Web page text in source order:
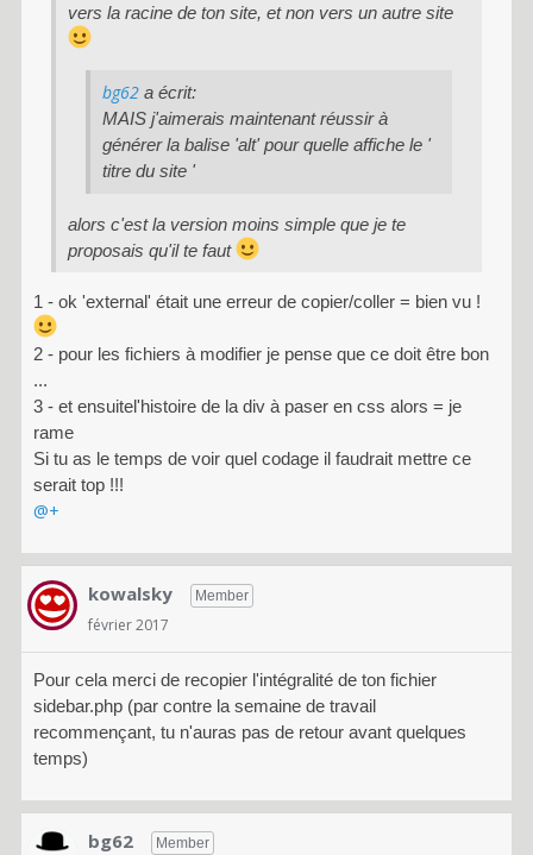
vers la racine de ton site, et non vers un autre site
bg62 a écrit:
MAIS j'aimerais maintenant réussir à
générer la balise 'alt' pour quelle affiche le '
titre du site '
alors c'est la version moins simple que je te
proposais qu'il te faut
1 - ok 'external' était une erreur de copier/coller = bien vu !
2 - pour les fichiers à modifier je pense que ce doit être bon
...
3 - et ensuitel'histoire de la div à paser en css alors = je
rame
Si tu as le temps de voir quel codage il faudrait mettre ce
serait top !!!
@+
kowalsky Member
février 2017
Pour cela merci de recopier l'intégralité de ton fichier
sidebar.php (par contre la semaine de travail
recommençant, tu n'auras pas de retour avant quelques
temps)
bg62 Member